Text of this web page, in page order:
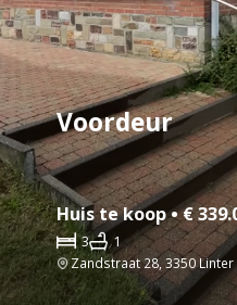
Voordeur
Huis te koop • €
3 1
Zandstraat 28, 3350 Linter